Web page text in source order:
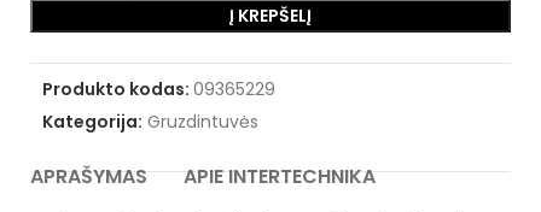
Į KREPŠELĮ
Produkto kodas: 09365229
Kategorija: Gruzdintuvės
APRAŠYMAS APIE INTERTECHNIKA